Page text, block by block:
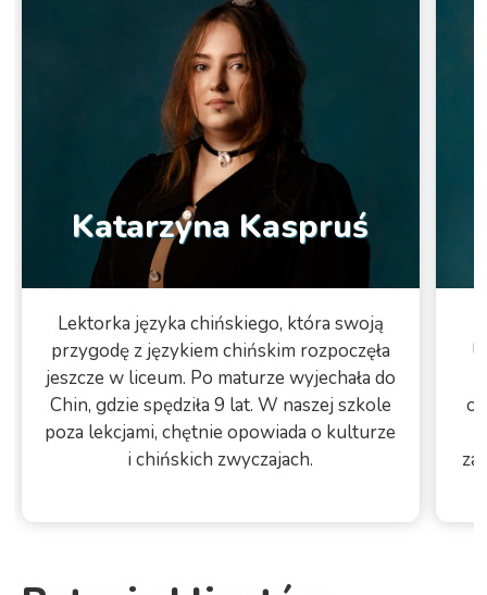
Katarzyna Kaspruś
Lektorka języka chińskiego, która swoją
przygodę z językiem chińskim rozpoczęła
jeszcze w liceum. Po maturze wyjechała do
Chin, gdzie spędziła 9 lat. W naszej szkole
poza lekcjami, chętnie opowiada o kulturze
i chińskich zwyczajach.